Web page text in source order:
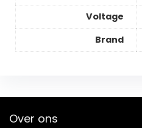
Voltage
Brand
Over ons